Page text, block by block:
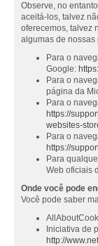
Observe, no
aceitá-los, talvez
oferecemos, talvez
algumas de
Para o
Google:
Para o
página da
Para o
https://
websites-
Para o
https://
Para
Web oficiais
Onde você pode
Você pode saber
Iniciativa de
http://